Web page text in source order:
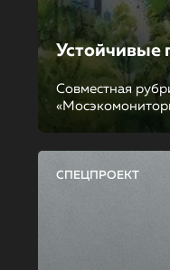
Устойчивые
Совместная
СПЕЦПРОЕКТ